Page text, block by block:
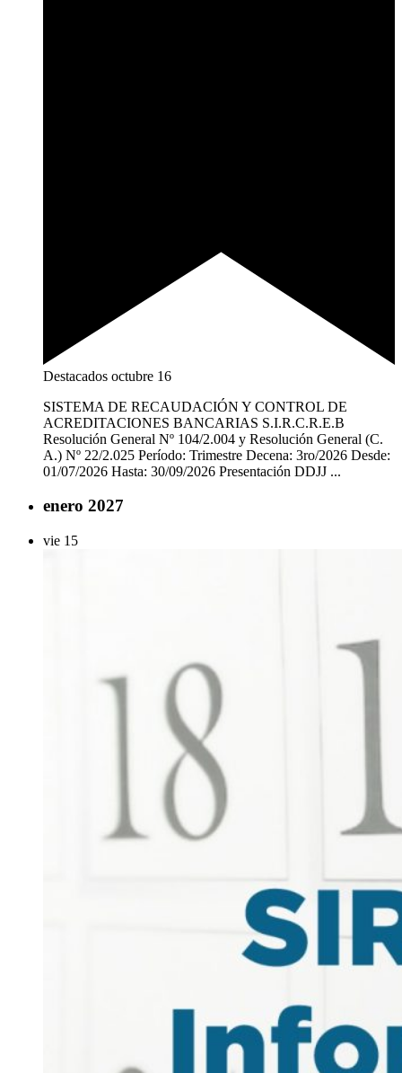
Destacados octubre 16
SISTEMA DE RECAUDACIÓN Y CONTROL DE
ACREDITACIONES BANCARIAS S.I.R.C.R.E.B
Resolución General Nº 104/2.004 y Resolución General (C.
A.) Nº 22/2.025 Período: Trimestre Decena: 3ro/2026 Desde:
01/07/2026 Hasta: 30/09/2026 Presentación DDJJ ...
enero 2027
vie 15